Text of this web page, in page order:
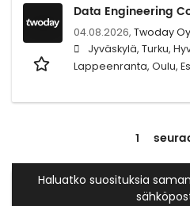
Data Engineering
04.08.2026, Twoday Oy
Jyväskylä, Turku,
Lappeenranta, Oulu,
1
Haluatko suosituksia